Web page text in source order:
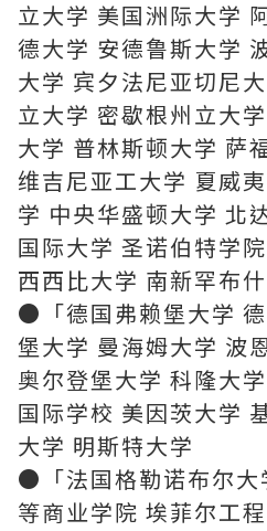
立大学 美国洲际大学
德大学 安德鲁斯大学
大学 宾夕法尼亚切尼
立大学 密歇根州立大
大学 普林斯顿大学 萨
维吉尼亚工大学 夏威
学 中央华盛顿大学 北
国际大学 圣诺伯特学
西西比大学 南新罕布
●「德国弗赖堡大学
堡大学 曼海姆大学 波
奥尔登堡大学 科隆大
国际学校 美因茨大学
大学 明斯特大学
●「法国格勒诺布尔大
等商业学院 埃菲尔工